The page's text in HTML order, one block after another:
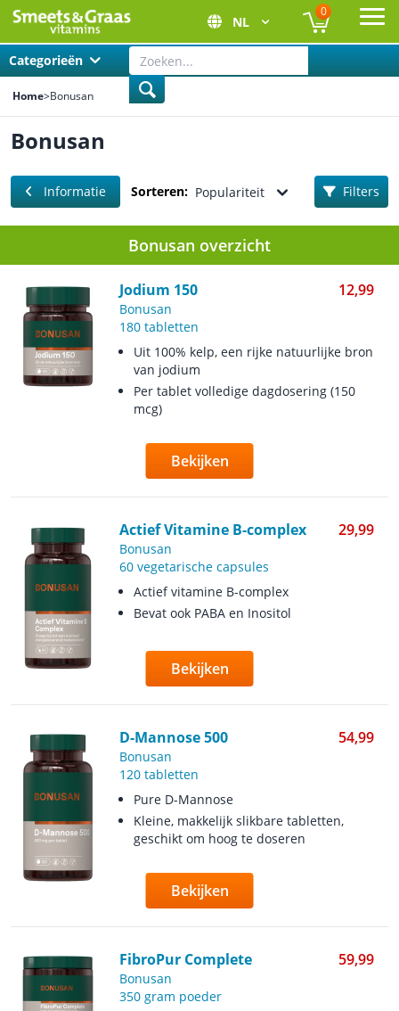
NL
0
Categorieën
Home>Bonusan
Bonusan
Informatie Sorteren: Populariteit Filters
Bonusan overzicht
Jodium 150 12,99
Bonusan
180 tabletten
Uit 100% kelp, een rijke natuurlijke bron
van jodium
Per tablet volledige dagdosering (150
mcg)
Bekijken
Actief Vitamine B-complex 29,99
Bonusan
60 vegetarische capsules
Actief vitamine B-complex
Bevat ook PABA en Inositol
Bekijken
D-Mannose 500 54,99
Bonusan
120 tabletten
Pure D-Mannose
Kleine, makkelijk slikbare tabletten,
geschikt om hoog te doseren
Bekijken
FibroPur Complete 59,99
Bonusan
350 gram poeder